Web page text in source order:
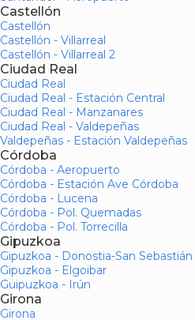
Castellón
Castellón
Castellón - Villarreal
Castellón - Villarreal 2
Ciudad Real
Ciudad Real
Ciudad Real - Estación Central
Ciudad Real - Manzanares
Ciudad Real - Valdepeñas
Valdepeñas - Estación Valdepeñas
Córdoba
Córdoba - Aeropuerto
Córdoba - Estación Ave Córdoba
Córdoba - Lucena
Córdoba - Pol. Quemadas
Córdoba - Pol. Torrecilla
Gipuzkoa
Gipuzkoa - Donostia-San Sebastián
Gipuzkoa - Elgoibar
Guipuzkoa - Irún
Girona
Girona